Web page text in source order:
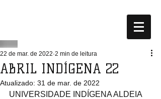
ABRIL INDÍGENA 22
22 de mar. de 2022 2 min de leitura
Atualizado: 31 de mar. de 2022
UNIVERSIDADE INDÍGENA ALDEIA